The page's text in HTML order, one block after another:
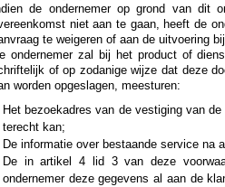
de ondernemer op grond van dit
niet aan te gaan, heeft de
te weigeren of aan de uitvoering
ondernemer zal bij het product of
of op zodanige wijze dat deze
worden opgeslagen, meesturen:
Het bezoekadres van de vestiging van
terecht kan;
De informatie over bestaande service na
De in artikel 4 lid 3 van deze
ondernemer deze gegevens al aan de